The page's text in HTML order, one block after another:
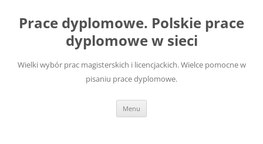
treści
Prace dyplomowe. Polskie prace
dyplomowe w sieci
Wielki wybór prac magisterskich i licencjackich. Wielce pomocne w
pisaniu prace dyplomowe.
Menu